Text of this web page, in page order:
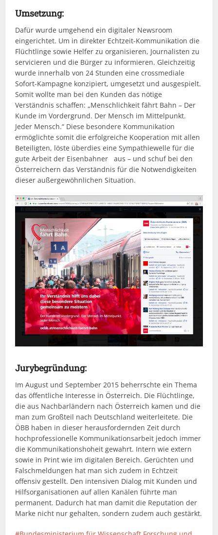
Umsetzung:
Dafür wurde umgehend ein digitaler Newsroom
eingerichtet. Um in direkter Echtzeit-Kommunikation die
Flüchtlinge sowie Helfer zu organisieren, Journalisten zu
servicieren und die Bürger zu informieren. Gleichzeitig
wurde innerhalb von 24 Stunden eine crossmediale
Sofort-Kampagne konzipiert, umgesetzt und ausgespielt.
Somit wollte man bei den Kunden das nötige
Verständnis schaffen: „Menschlichkeit fährt Bahn – Der
Kunde im Vordergrund. Der Mensch im Mittelpunkt.
Jeder Mensch.“ Diese besondere Kommunikation
ermöglichte somit die erfolgreiche Kooperation mit allen
Beteiligten, löste überdies eine Sympathiewelle für die
gute Arbeit der Eisenbahner aus – und schuf bei den
Österreichern das Verständnis für die Notwendigkeiten
dieser außergewöhnlichen Situation.
Jurybegründung:
Im August und September 2015 beherrschte ein Thema
das öffentliche Interesse in Österreich. Die Flüchtlinge,
die aus Nachbarländern nach Österreich kamen und die
man zum Großteil nach Deutschland weiterleitete. Die
ÖBB haben in dieser herausfordernden Zeit durch
hochprofessionelle Kommunikationsarbeit jedoch immer
die Kommunikationshoheit gewahrt. Intern wie extern
sowie in Print wie im digitalen Bereich. Gerüchten und
Falschmeldungen hat man sich zudem in Echtzeit
offensiv gestellt. Den intensiven Dialog mit Kunden und
Hilfsorganisationen auf allen Kanälen führte man
permanent. Dadurch hat man damit die Reputation der
Marke nicht nur gehalten, sondern zudem auch gestärkt.